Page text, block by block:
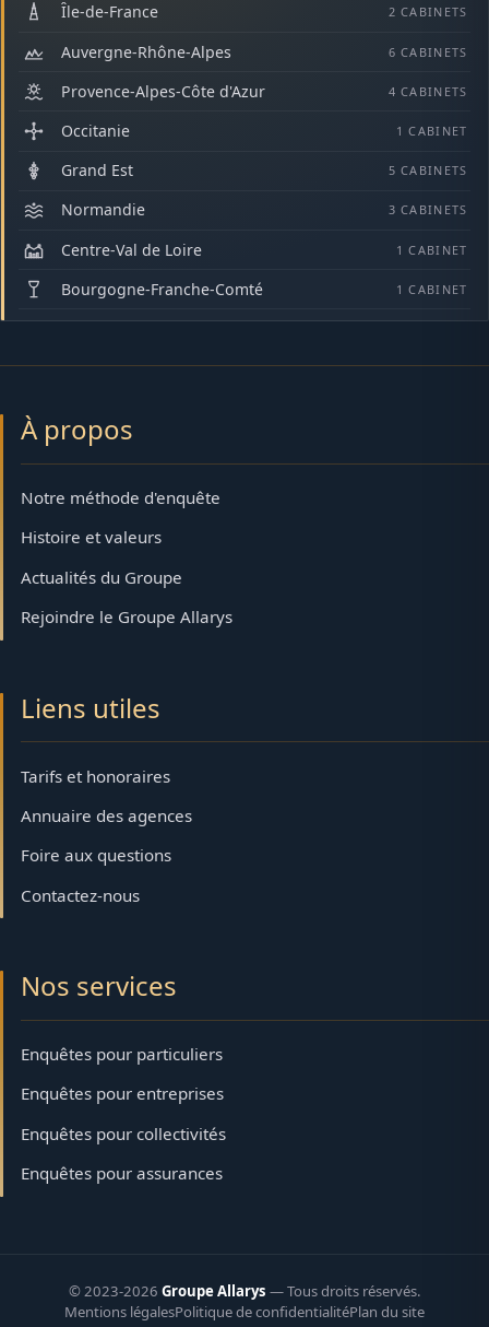
Île-de-France 2 CABINETS
Auvergne-Rhône-Alpes 6 CABINETS
Provence-Alpes-Côte d'Azur 4 CABINETS
Occitanie 1 CABINET
Grand Est 5 CABINETS
Normandie 3 CABINETS
Centre-Val de Loire 1 CABINET
Bourgogne-Franche-Comté 1 CABINET
À propos
Notre méthode d'enquête
Histoire et valeurs
Actualités du Groupe
Rejoindre le Groupe Allarys
Liens utiles
Tarifs et honoraires
Annuaire des agences
Foire aux questions
Contactez-nous
Nos services
Enquêtes pour particuliers
Enquêtes pour entreprises
Enquêtes pour collectivités
Enquêtes pour assurances
© 2023-2026 Groupe Allarys — Tous droits réservés.
Mentions légalesPolitique de confidentialitéPlan du site